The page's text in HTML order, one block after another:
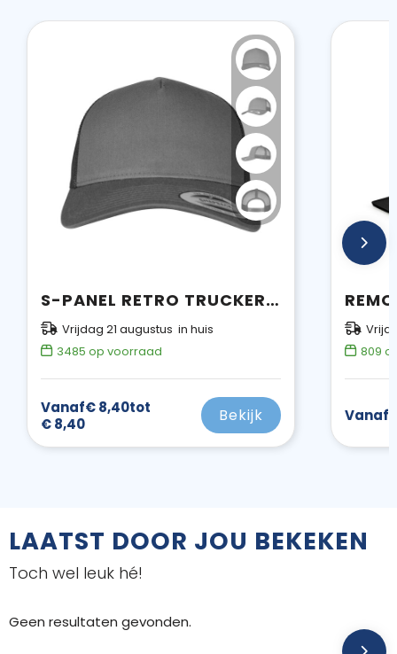
S-PANEL RETRO TRUCKER CAP
Vrijdag 21 augustus in huis
3485 op voorraad
Vanaf€ 8,40tot
€ 8,40
Bekijk
809
Vanaf
LAATST DOOR JOU BEKEKEN
Toch wel leuk hé!
Geen resultaten gevonden.